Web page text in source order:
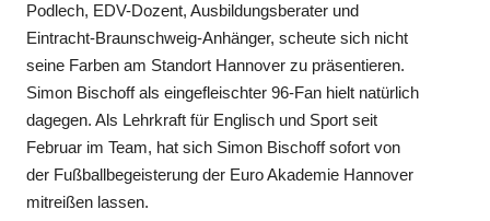
Podlech, EDV-Dozent, Ausbildungsberater und
Eintracht-Braunschweig-Anhänger, scheute sich nicht
seine Farben am Standort Hannover zu präsentieren.
Simon Bischoff als eingefleischter 96-Fan hielt natürlich
dagegen. Als Lehrkraft für Englisch und Sport seit
Februar im Team, hat sich Simon Bischoff sofort von
der Fußballbegeisterung der Euro Akademie Hannover
mitreißen lassen.